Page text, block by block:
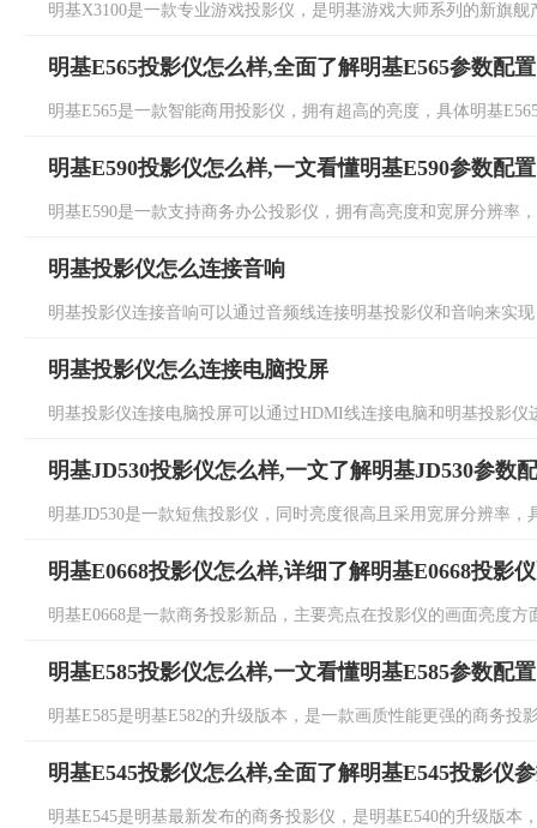
明基X3100是一款专业游戏投影仪，是明基游戏大师系列的新旗
明基E565投影仪怎么样,全面了解明基E565参数配置
明基E565是一款智能商用投影仪，拥有超高的亮度，具体明基
明基E590投影仪怎么样,一文看懂明基E590参数配置
明基E590是一款支持商务办公投影仪，拥有高亮度和宽屏分辨率
明基投影仪怎么连接音响
明基投影仪连接音响可以通过音频线连接明基投影仪和音响来实
明基投影仪怎么连接电脑投屏
明基投影仪连接电脑投屏可以通过HDMI线连接电脑和明基投影
明基JD530投影仪怎么样,一文了解明基JD530参数
明基JD530是一款短焦投影仪，同时亮度很高且采用宽屏分辨率，
明基E0668投影仪怎么样,详细了解明基E0668投影
明基E0668是一款商务投影新品，主要亮点在投影仪的画面亮度
明基E585投影仪怎么样,一文看懂明基E585参数配置
明基E585是明基E582的升级版本，是一款画质性能更强的商务投
明基E545投影仪怎么样,全面了解明基E545投影仪
明基E545是明基最新发布的商务投影仪，是明基E540的升级版本